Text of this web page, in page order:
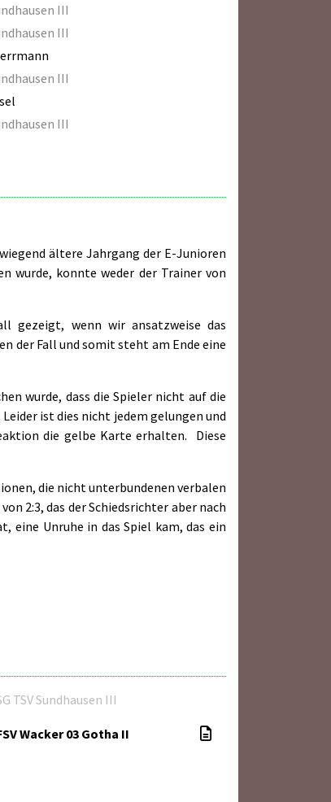
III
III
III
III
ältere Jahrgang der E-Junioren
wurde, konnte weder der Trainer von
gezeigt, wenn wir ansatzweise das
der Fall und somit steht am Ende eine
wurde, dass die Spieler nicht auf die
ist dies nicht jedem gelungen und
die gelbe Karte erhalten. Diese
die nicht unterbundenen verbalen
2:3, das der Schiedsrichter aber nach
eine Unruhe in das Spiel kam, das ein
TSV Sundhausen III
Wacker 03 Gotha II